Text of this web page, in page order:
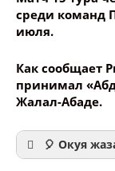
среди команд
июля.
Как сообщает
принимал
Жалал-Абаде.
🎈 Окуя